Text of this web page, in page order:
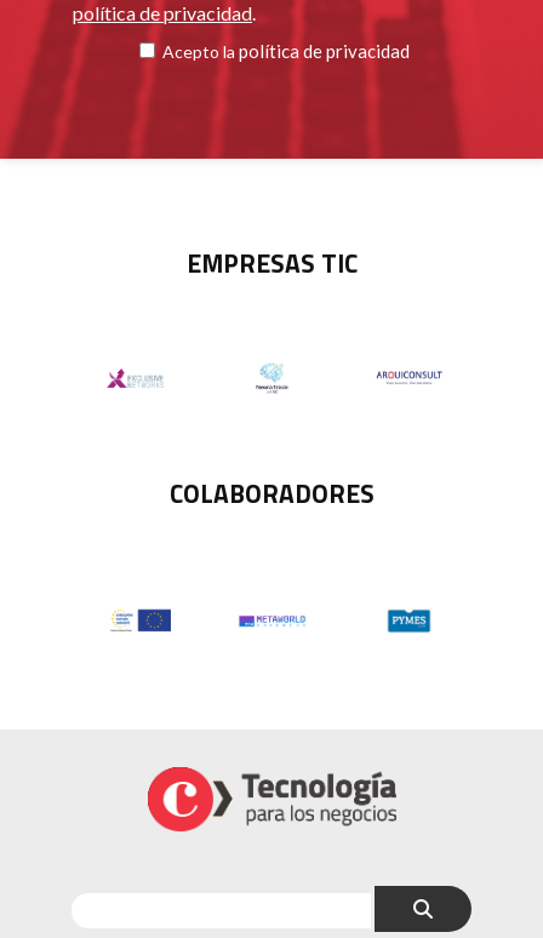
política de privacidad.
Acepto la política de privacidad
EMPRESAS TIC
COLABORADORES